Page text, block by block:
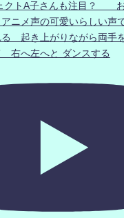
クトA子さんも注目？
ニメ声の可愛いらしい声
る 起き上がりながら両手
右へ左へと ダンスする